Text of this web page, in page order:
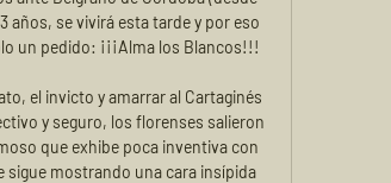
años, se vivirá esta tarde y por eso
un pedido: ¡¡¡Alma los Blancos!!!
el invicto y amarrar al Cartaginés
y seguro, los florenses salieron
que exhibe poca inventiva con
sigue mostrando una cara insípida